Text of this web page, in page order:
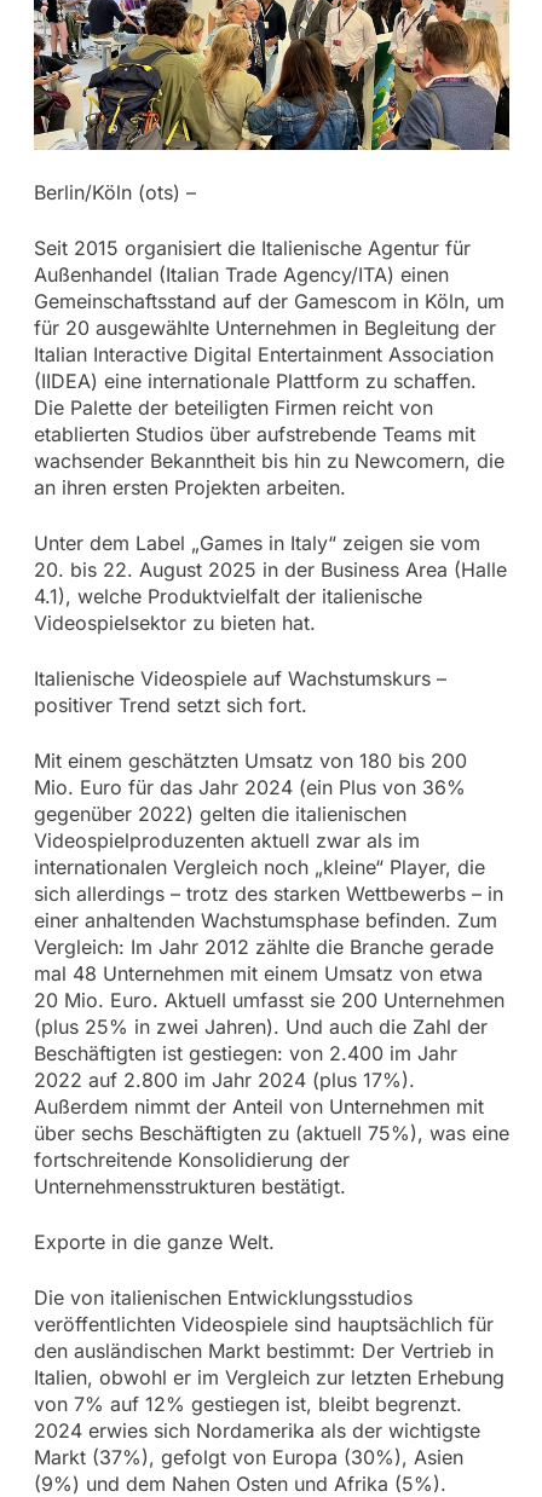
Berlin/Köln (ots) –
Seit 2015 organisiert die Italienische Agentur für
Außenhandel (Italian Trade Agency/ITA) einen
Gemeinschaftsstand auf der Gamescom in Köln, um
für 20 ausgewählte Unternehmen in Begleitung der
Italian Interactive Digital Entertainment Association
(IIDEA) eine internationale Plattform zu schaffen.
Die Palette der beteiligten Firmen reicht von
etablierten Studios über aufstrebende Teams mit
wachsender Bekanntheit bis hin zu Newcomern, die
an ihren ersten Projekten arbeiten.
Unter dem Label „Games in Italy“ zeigen sie vom
20. bis 22. August 2025 in der Business Area (Halle
4.1), welche Produktvielfalt der italienische
Videospielsektor zu bieten hat.
Italienische Videospiele auf Wachstumskurs –
positiver Trend setzt sich fort.
Mit einem geschätzten Umsatz von 180 bis 200
Mio. Euro für das Jahr 2024 (ein Plus von 36%
gegenüber 2022) gelten die italienischen
Videospielproduzenten aktuell zwar als im
internationalen Vergleich noch „kleine“ Player, die
sich allerdings – trotz des starken Wettbewerbs – in
einer anhaltenden Wachstumsphase befinden. Zum
Vergleich: Im Jahr 2012 zählte die Branche gerade
mal 48 Unternehmen mit einem Umsatz von etwa
20 Mio. Euro. Aktuell umfasst sie 200 Unternehmen
(plus 25% in zwei Jahren). Und auch die Zahl der
Beschäftigten ist gestiegen: von 2.400 im Jahr
2022 auf 2.800 im Jahr 2024 (plus 17%).
Außerdem nimmt der Anteil von Unternehmen mit
über sechs Beschäftigten zu (aktuell 75%), was eine
fortschreitende Konsolidierung der
Unternehmensstrukturen bestätigt.
Exporte in die ganze Welt.
Die von italienischen Entwicklungsstudios
veröffentlichten Videospiele sind hauptsächlich für
den ausländischen Markt bestimmt: Der Vertrieb in
Italien, obwohl er im Vergleich zur letzten Erhebung
von 7% auf 12% gestiegen ist, bleibt begrenzt.
2024 erwies sich Nordamerika als der wichtigste
Markt (37%), gefolgt von Europa (30%), Asien
(9%) und dem Nahen Osten und Afrika (5%).